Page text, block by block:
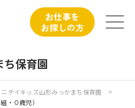
保育園
お仕事を
お探しの方
ニチイキッズ山形みっかまち保育園
>
・０歳児）